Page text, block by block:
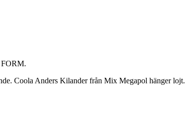
FORM.
Coola Anders Kilander från Mix Megapol hänger lojt.